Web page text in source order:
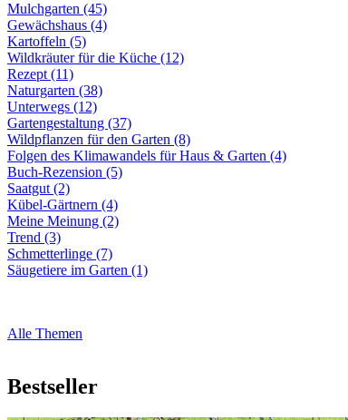
Mulchgarten (45)
Gewächshaus (4)
Kartoffeln (5)
Wildkräuter für die Küche (12)
Rezept (11)
Naturgarten (38)
Unterwegs (12)
Gartengestaltung (37)
Wildpflanzen für den Garten (8)
Folgen des Klimawandels für Haus & Garten (4)
Buch-Rezension (5)
Saatgut (2)
Kübel-Gärtnern (4)
Meine Meinung (2)
Trend (3)
Schmetterlinge (7)
Säugetiere im Garten (1)
Alle Themen
Bestseller